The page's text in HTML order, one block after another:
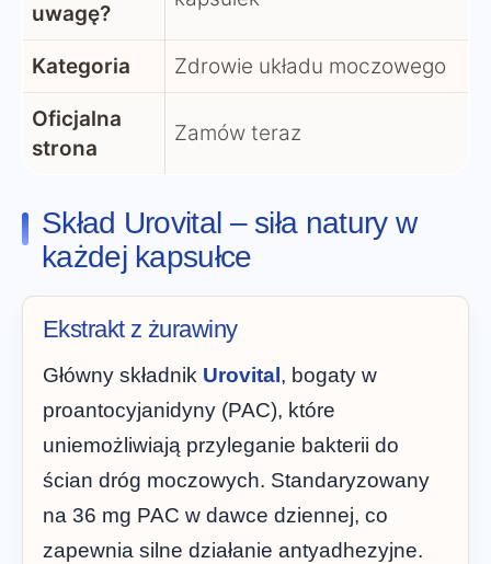
uwagę?
Kategoria Zdrowie układu moczowego
Oficjalna
strona
Zamów teraz
Skład Urovital – siła natury w
każdej kapsułce
Ekstrakt z żurawiny
Główny składnik Urovital , bogaty w
proantocyjanidyny (PAC), które
uniemożliwiają przyleganie bakterii do
ścian dróg moczowych. Standaryzowany
na 36 mg PAC w dawce dziennej, co
zapewnia silne działanie antyadhezyjne.